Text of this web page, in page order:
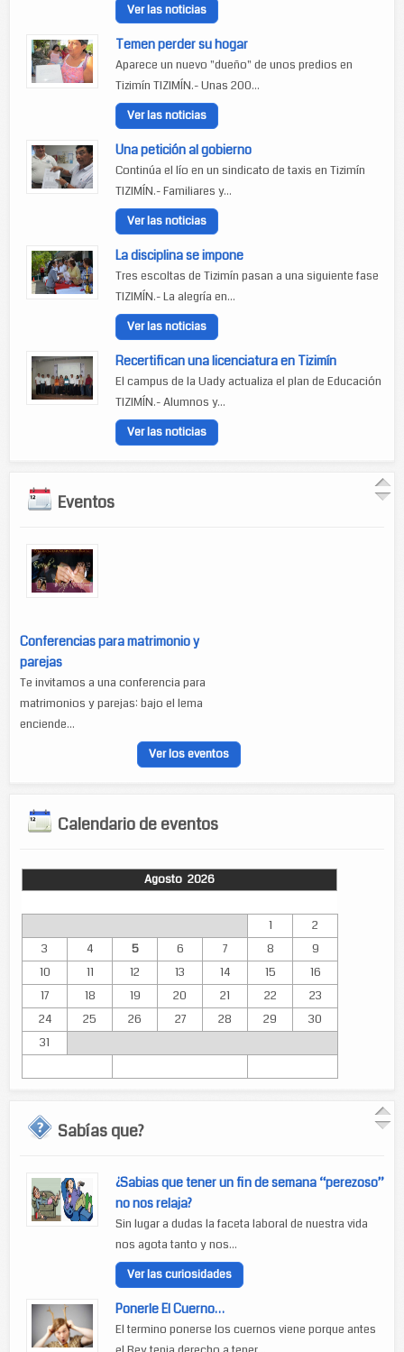
Ver las noticias
Temen perder su hogar
Aparece un nuevo "dueño" de unos predios en
Tizimín TIZIMÍN.- Unas 200...
Ver las noticias
Una petición al gobierno
Continúa el lío en un sindicato de taxis en Tizimín
TIZIMÍN.- Familiares y...
Ver las noticias
La disciplina se impone
Tres escoltas de Tizimín pasan a una siguiente fase
TIZIMÍN.- La alegría en...
Ver las noticias
Recertifican una licenciatura en Tizimín
El campus de la Uady actualiza el plan de Educación
TIZIMÍN.- Alumnos y...
Ver las noticias
Eventos
Conferencias para matrimonio y
parejas
Te invitamos a una conferencia para
matrimonios y parejas: bajo el lema
enciende...
Ver los eventos
Calendario de eventos
Agosto 2026
1
2
3
4 5 6 7 8
9
10
11 12 13 14 15
16
17
18 19 20 21 22
23
24
25 26 27 28 29
30
31
Sabías que?
¿Sabias que tener un fin de semana “perezoso”
no nos relaja?
Sin lugar a dudas la faceta laboral de nuestra vida
nos agota tanto y nos...
Ver las curiosidades
Ponerle El Cuerno…
El termino ponerse los cuernos viene porque antes